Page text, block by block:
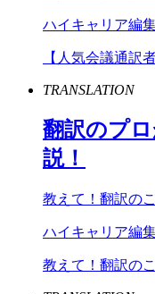
ハイキャリア編
【人気会議通訳
TRANSLATION
翻訳のプ
説！
教えて！翻訳の
ハイキャリア編
教えて！翻訳の